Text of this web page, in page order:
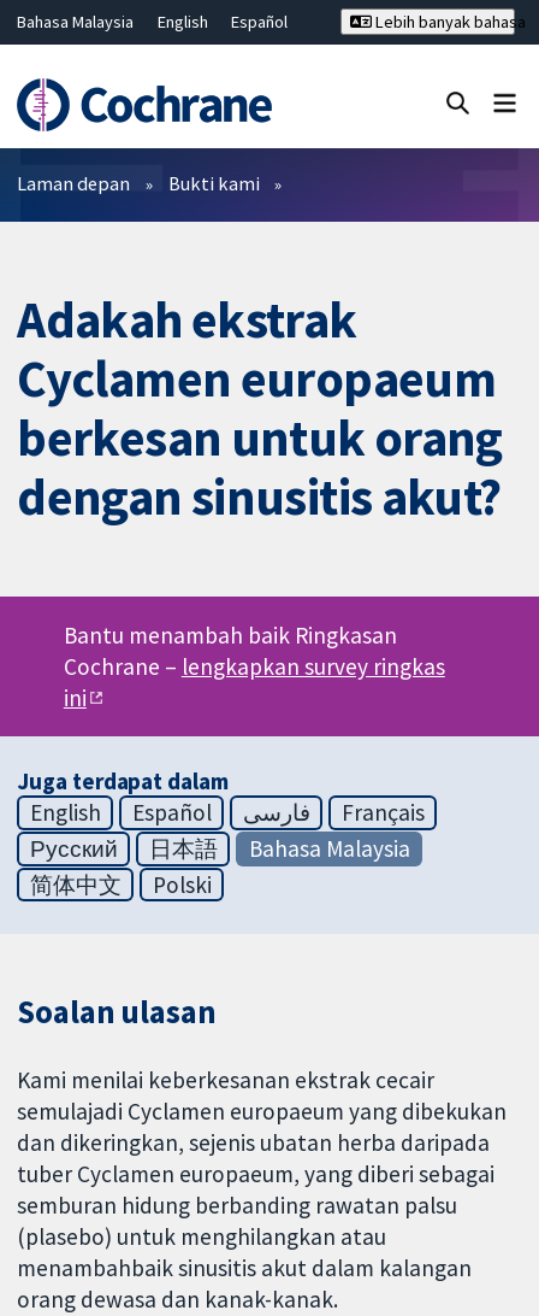
Bahasa Malaysia English
Español
Hrvatski
Deutsch ไทย
繁體中文
简体中文
Lebih banyak bahasa
Penapis
Laman depan Bukti kami
Adakah ekstrak
Cyclamen europaeum
berkesan untuk orang
dengan sinusitis akut?
Bantu menambah baik Ringkasan
Cochrane – lengkapkan survey ringkas
ini
Juga terdapat dalam
English
Español فارسی
Français
Русский
日本語
Bahasa Malaysia
简体中文
Polski
Soalan ulasan
Kami menilai keberkesanan ekstrak cecair
semulajadi Cyclamen europaeum yang dibekukan
dan dikeringkan, sejenis ubatan herba daripada
tuber Cyclamen europaeum, yang diberi sebagai
semburan hidung berbanding rawatan palsu
(plasebo) untuk menghilangkan atau
menambahbaik sinusitis akut dalam kalangan
orang dewasa dan kanak-kanak.